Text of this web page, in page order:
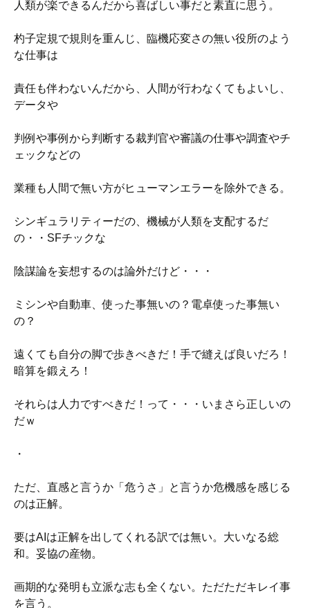
人類が楽できるんだから喜ばしい事だと素直に思う。
杓子定規で規則を重んじ、臨機応変さの無い役所のよう
な仕事は
責任も伴わないんだから、人間が行わなくてもよいし、
データや
判例や事例から判断する裁判官や審議の仕事や調査やチ
ェックなどの
業種も人間で無い方がヒューマンエラーを除外できる。
シンギュラリティーだの、機械が人類を支配するだ
の・・SFチックな
陰謀論を妄想するのは論外だけど・・・
ミシンや自動車、使った事無いの？電卓使った事無い
の？
遠くても自分の脚で歩きべきだ！手で縫えば良いだろ！
暗算を鍛えろ！
それらは人力ですべきだ！って・・・いまさら正しいの
だｗ
・
ただ、直感と言うか「危うさ」と言うか危機感を感じる
のは正解。
要はAIは正解を出してくれる訳では無い。大いなる総
和。妥協の産物。
画期的な発明も立派な志も全くない。ただただキレイ事
を言う。